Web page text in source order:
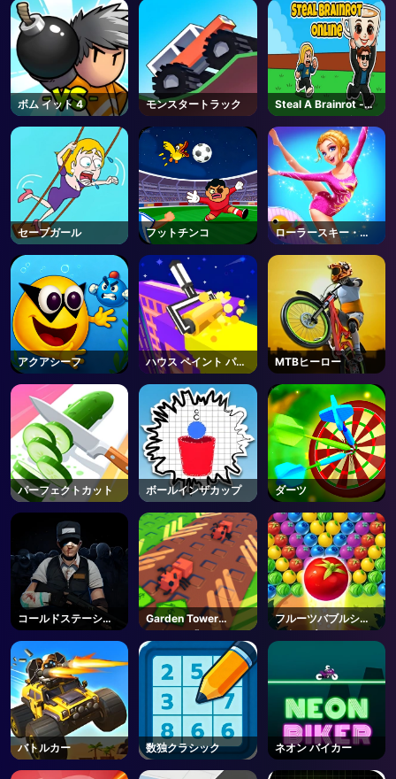
ボム イット 4 モンスタートラック
Steal A Brainrot -
Unblocked Online
Games
セーブガール フットチンコ
ローラースキー・ク
イーン
アクアシーフ
ハウス ペイント パズ
ル
MTBヒーロー
パーフェクトカット ボールインザカップ ダーツ
コールドステーショ
ン
Garden Tower
Defense 🌻 - Roblox
フルーツバブルシュ
ーターズ
バトルカー 数独クラシック ネオン バイカー